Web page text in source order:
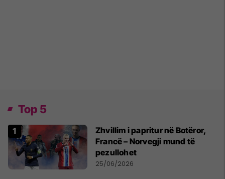
Top 5
Zhvillim i papritur në Botëror,
Francë – Norvegji mund të
pezullohet
25/06/2026